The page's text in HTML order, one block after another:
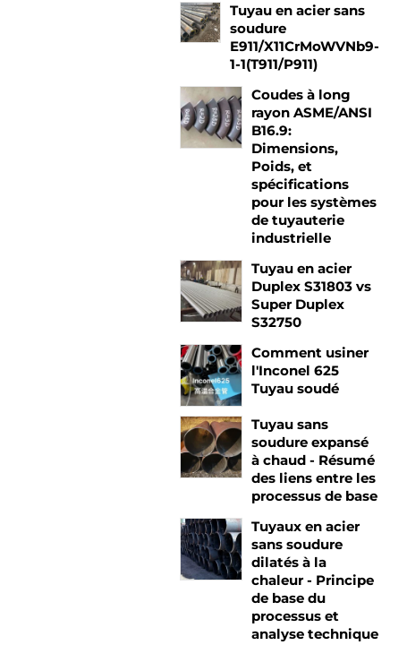
Tuyau en acier sans
soudure
E911/X11CrMoWVNb9-
1-1(T911/P911)
Coudes à long
rayon ASME/ANSI
B16.9:
Dimensions,
Poids, et
spécifications
pour les systèmes
de tuyauterie
industrielle
Tuyau en acier
Duplex S31803 vs
Super Duplex
S32750
Comment usiner
l'Inconel 625
Tuyau soudé
Tuyau sans
soudure expansé
à chaud - Résumé
des liens entre les
processus de base
Tuyaux en acier
sans soudure
dilatés à la
chaleur - Principe
de base du
processus et
analyse technique